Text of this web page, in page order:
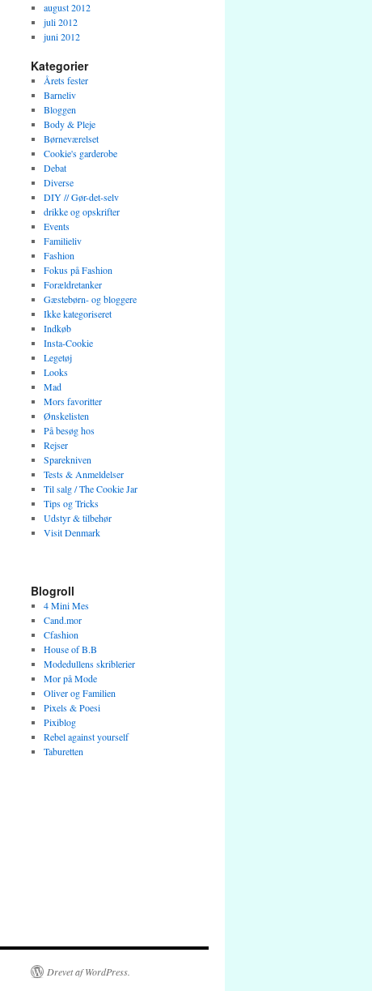
august 2012
juli 2012
juni 2012
Kategorier
Årets fester
Barneliv
Bloggen
Body & Pleje
Børneværelset
Cookie's garderobe
Debat
Diverse
DIY // Gør-det-selv
drikke og opskrifter
Events
Familieliv
Fashion
Fokus på Fashion
Forældretanker
Gæstebørn- og bloggere
Ikke kategoriseret
Indkøb
Insta-Cookie
Legetøj
Looks
Mad
Mors favoritter
Ønskelisten
På besøg hos
Rejser
Sparekniven
Tests & Anmeldelser
Til salg / The Cookie Jar
Tips og Tricks
Udstyr & tilbehør
Visit Denmark
Blogroll
4 Mini Mes
Cand.mor
Cfashion
House of B.B
Modedullens skriblerier
Mor på Mode
Oliver og Familien
Pixels & Poesi
Pixiblog
Rebel against yourself
Taburetten
Drevet af WordPress.